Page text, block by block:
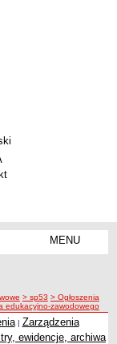
czcionkęrozmiar czcionki
MENU
> sp53 > Ogłoszenia
edukacyjno-zawodowego
| Zarządzenia
ewidencje, archiwa